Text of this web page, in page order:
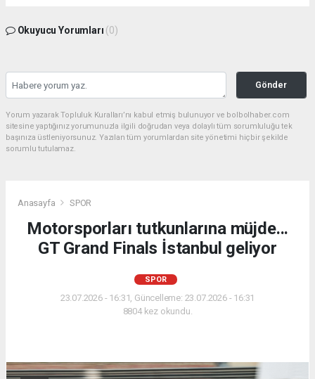
Okuyucu Yorumları (0)
Gönder
Yorum yazarak Topluluk Kuralları’nı kabul etmiş bulunuyor ve bolbolhaber.com
sitesine yaptığınız yorumunuzla ilgili doğrudan veya dolaylı tüm sorumluluğu tek
başınıza üstleniyorsunuz. Yazılan tüm yorumlardan site yönetimi hiçbir şekilde
sorumlu tutulamaz.
Anasayfa SPOR
Motorsporları tutkunlarına müjde...
GT Grand Finals İstanbul geliyor
SPOR
23.07.2026 - 16:31, Güncelleme: 23.07.2026 - 16:31
8804 kez okundu.